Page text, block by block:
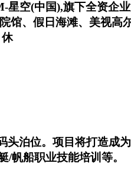
空(中国),旗下全资企
馆、假日海滩、美视高
泊位。项目将打造成
帆船职业技能培训等。